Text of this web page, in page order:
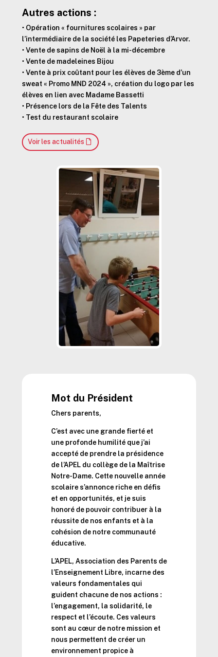
Autres actions :
• Opération « fournitures scolaires » par
l’intermédiaire de la société les Papeteries d’Arvor.
• Vente de sapins de Noël à la mi-décembre
• Vente de madeleines Bijou
• Vente à prix coûtant pour les élèves de 3ème d’un
sweat « Promo MND 2024 », création du logo par les
élèves en lien avec Madame Bassetti
• Présence lors de la Fête des Talents
• Test du restaurant scolaire
Voir les actualités
Mot du Président
Chers parents,
C’est avec une grande fierté et
une profonde humilité que j’ai
accepté de prendre la présidence
de l’APEL du collège de la Maîtrise
Notre-Dame. Cette nouvelle année
scolaire s’annonce riche en défis
et en opportunités, et je suis
honoré de pouvoir contribuer à la
réussite de nos enfants et à la
cohésion de notre communauté
éducative.
L’APEL, Association des Parents de
l’Enseignement Libre, incarne des
valeurs fondamentales qui
guident chacune de nos actions :
l’engagement, la solidarité, le
respect et l’écoute. Ces valeurs
sont au cœur de notre mission et
nous permettent de créer un
environnement propice à